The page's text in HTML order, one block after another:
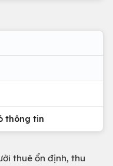
thông tin
thuê ổn định, thu